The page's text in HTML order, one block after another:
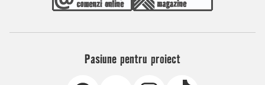
Pasiune pentru proiect